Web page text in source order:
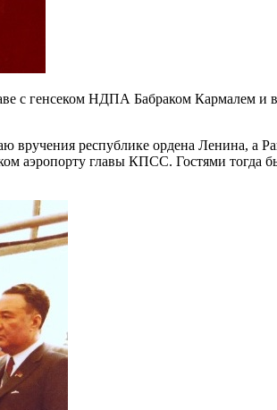
с генсеком НДПА Бабраком Кармалем
вручения республике ордена Ленина, а
аэропорту главы КПСС. Гостями тогда